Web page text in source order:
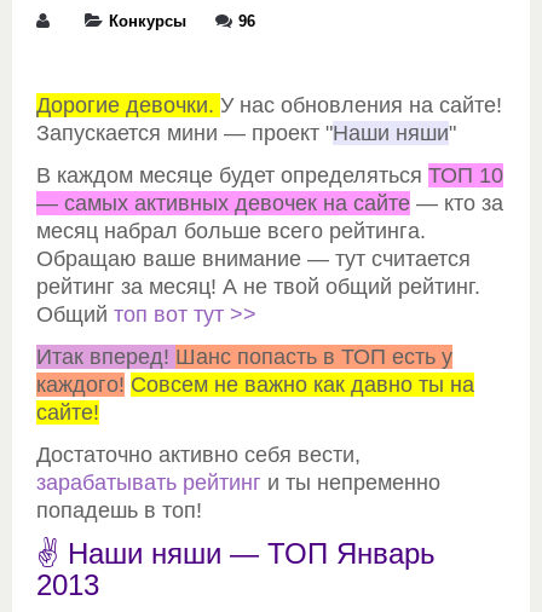
Конкурсы 96
Дорогие девочки. У нас обновления на сайте!
Запускается мини — проект "Наши няши"
В каждом месяце будет определяться ТОП 10
— самых активных девочек на сайте — кто за
месяц набрал больше всего рейтинга.
Обращаю ваше внимание — тут считается
рейтинг за месяц! А не твой общий рейтинг.
Общий топ вот тут >>
Итак вперед! Шанс попасть в ТОП есть у
каждого! Совсем не важно как давно ты на
сайте!
Достаточно активно себя вести,
зарабатывать рейтинг и ты непременно
попадешь в топ!
✌ Наши няши — ТОП Январь
2013